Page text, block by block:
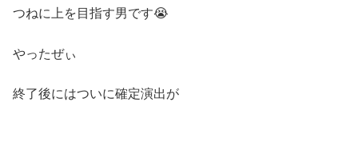
つねに上を目指す男です😭
やったぜぃ
終了後にはついに確定演出が